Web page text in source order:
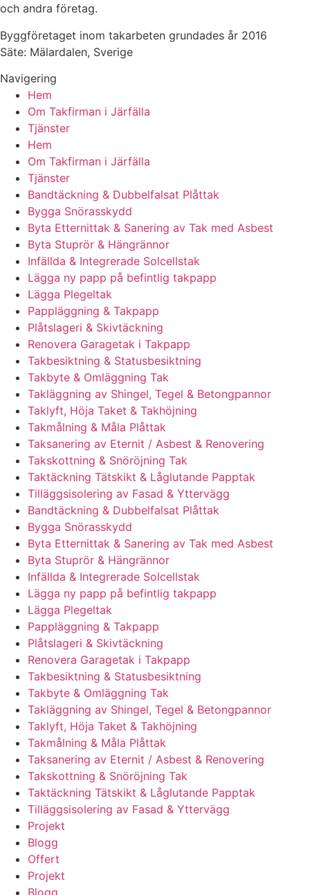
och andra företag.
Byggföretaget inom takarbeten grundades år 2016
Säte: Mälardalen, Sverige
Navigering
Hem
Om Takfirman i Järfälla
Tjänster
Hem
Om Takfirman i Järfälla
Tjänster
Bandtäckning & Dubbelfalsat Plåttak
Bygga Snörasskydd
Byta Etternittak & Sanering av Tak med Asbest
Byta Stuprör & Hängrännor
Infällda & Integrerade Solcellstak
Lägga ny papp på befintlig takpapp
Lägga Plegeltak
Pappläggning & Takpapp
Plåtslageri & Skivtäckning
Renovera Garagetak i Takpapp
Takbesiktning & Statusbesiktning
Takbyte & Omläggning Tak
Takläggning av Shingel, Tegel & Betongpannor
Taklyft, Höja Taket & Takhöjning
Takmålning & Måla Plåttak
Taksanering av Eternit / Asbest & Renovering
Takskottning & Snöröjning Tak
Taktäckning Tätskikt & Låglutande Papptak
Tilläggsisolering av Fasad & Yttervägg
Bandtäckning & Dubbelfalsat Plåttak
Bygga Snörasskydd
Byta Etternittak & Sanering av Tak med Asbest
Byta Stuprör & Hängrännor
Infällda & Integrerade Solcellstak
Lägga ny papp på befintlig takpapp
Lägga Plegeltak
Pappläggning & Takpapp
Plåtslageri & Skivtäckning
Renovera Garagetak i Takpapp
Takbesiktning & Statusbesiktning
Takbyte & Omläggning Tak
Takläggning av Shingel, Tegel & Betongpannor
Taklyft, Höja Taket & Takhöjning
Takmålning & Måla Plåttak
Taksanering av Eternit / Asbest & Renovering
Takskottning & Snöröjning Tak
Taktäckning Tätskikt & Låglutande Papptak
Tilläggsisolering av Fasad & Yttervägg
Projekt
Blogg
Offert
Projekt